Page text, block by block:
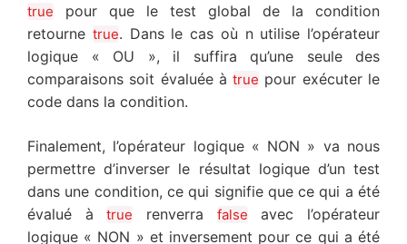
true pour que le test global de la condition
retourne true. Dans le cas où n utilise l’opérateur
logique « OU », il suffira qu’une seule des
comparaisons soit évaluée àtrue pour exécuter le
code dans la condition.
Finalement, l’opérateur logique « NON » va nous
permettre d’inverser le résultat logique d’un test
dans une condition, ce qui signifie que ce qui a été
évalué àtrue renverra false avec l’opérateur
logique « NON » et inversement pour ce qui a été